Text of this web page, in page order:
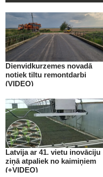
Dienvidkurzemes novadā
notiek tiltu remontdarbi
(VIDEO)
Latvija ar 41. vietu inovāciju
ziņā atpaliek no kaimiņiem
(+VIDEO)